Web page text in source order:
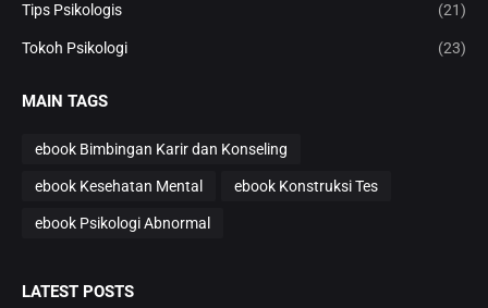
Tips Psikologis (21)
Tokoh Psikologi (23)
MAIN TAGS
ebook Bimbingan Karir dan Konseling
ebook Kesehatan Mental ebook Konstruksi Tes
ebook Psikologi Abnormal
LATEST POSTS